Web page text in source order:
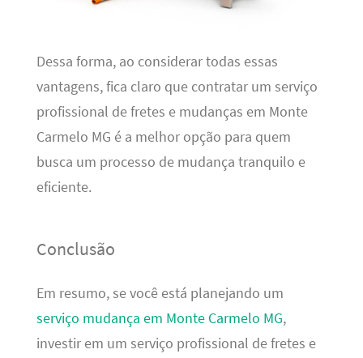
Dessa forma, ao considerar todas essas
vantagens, fica claro que contratar um serviço
profissional de fretes e mudanças em Monte
Carmelo MG é a melhor opção para quem
busca um processo de mudança tranquilo e
eficiente.
Conclusão
Em resumo, se você está planejando um
serviço mudança em Monte Carmelo MG,
investir em um serviço profissional de fretes e